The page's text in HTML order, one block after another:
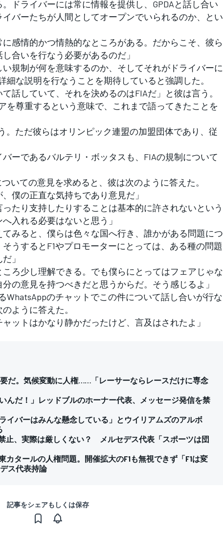
ドライバーには常に情報を提供し、GPDAと話し合い
バーたちが人間としてオープンでいられるのか、とい
に感情的かつ情熱的なところがある。だからこそ、彼ら
合いを行なう必要があるのだ」
規制が何を意味するのか、そしてそれがドライバーに
細な説明を行なうことを期待していると強調した。
話していて、それを決めるのはFIAだ」と彼は言う。
を尊重するという意味で、これまで語ってきたことを
。ただ彼らはオリンピック連盟の加盟団体であり、従
ーであるバルテリ・ボッタスも、FIAの規制について
いての意見を求めると、彼は次のように答えた。
僕の正直な気持ちであり意見だ」
ったり支持したりすることは基本的に許されないという
入れる必要はないと思う」
てみると、僕らは色々な国へ行き、誰かがある問題につ
うするとF1やプロモーターにとっては、ある種の問題
」
ころ少し理解できる。でも僕らにとってはフェアじゃな
の意見を持つべきだと思うからだ。そう感じるよ」
WhatsAppのチャットでこの件について話し合いが行な
ように答えた。
ットはかなり静かだったけど、言及はされたよ」
要だ。気候変動に人権……「レーサーならレースだけに専念
んだ！」レッドブルのホーナー代表、メッセージ発信を禁
イバーはみんな懸念している」とウイリアムズのアルボ
止、実際は厳しくない？ メルセデス代表「スポーツは団
カタールの人権問題。開催拡大のF1も無視できず「F1は変
ス代表持論
記事をシェアもしくは保存